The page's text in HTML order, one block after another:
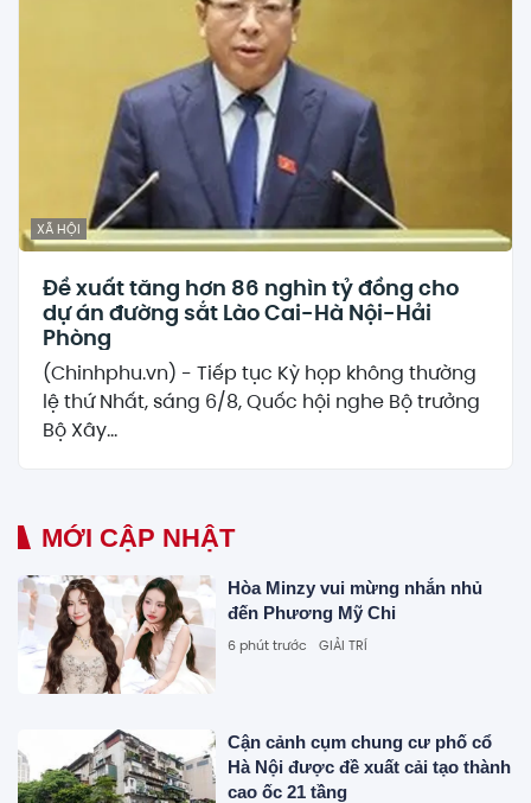
XÃ HỘI
Đề xuất tăng hơn 86 nghìn tỷ đồng cho
dự án đường sắt Lào Cai-Hà Nội-Hải
Phòng
(Chinhphu.vn) - Tiếp tục Kỳ họp không thường
lệ thứ Nhất, sáng 6/8, Quốc hội nghe Bộ trưởng
Bộ Xây...
MỚI CẬP NHẬT
Hòa Minzy vui mừng nhắn nhủ
đến Phương Mỹ Chi
6 phút trước GIẢI TRÍ
Cận cảnh cụm chung cư phố cổ
Hà Nội được đề xuất cải tạo thành
cao ốc 21 tầng